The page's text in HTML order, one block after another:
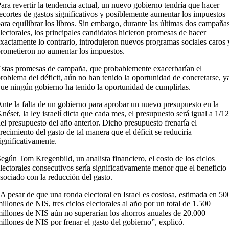
revertir la tendencia actual, un nuevo gobierno tendría que hacer
de gastos significativos y posiblemente aumentar los impuestos
equilibrar los libros. Sin embargo, durante las últimas dos
los principales candidatos hicieron promesas de hacer
lo contrario, introdujeron nuevos programas sociales caros
no aumentar los impuestos.
promesas de campaña, que probablemente exacerbarían el
del déficit, aún no han tenido la oportunidad de concretarse,
ningún gobierno ha tenido la oportunidad de cumplirlas.
la falta de un gobierno para aprobar un nuevo presupuesto en la
la ley israelí dicta que cada mes, el presupuesto será igual a 1/12
presupuesto del año anterior. Dicho presupuesto frenaría el
del gasto de tal manera que el déficit se reduciría
Tom Kregenbild, un analista financiero, el costo de los ciclos
consecutivos sería significativamente menor que el beneficio
con la reducción del gasto.
pesar de que una ronda electoral en Israel es costosa, estimada en
de NIS, tres ciclos electorales al año por un total de 1.500
de NIS aún no superarían los ahorros anuales de 20.000
de NIS por frenar el gasto del gobierno”, explicó.